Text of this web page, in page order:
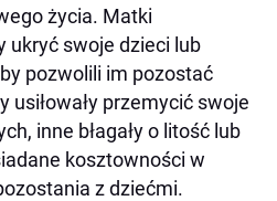
życia. Matki
ukryć swoje dzieci lub
pozwolili im pozostać
usiłowały przemycić swoje
inne błagały o litość lub
kosztowności w
z dziećmi.